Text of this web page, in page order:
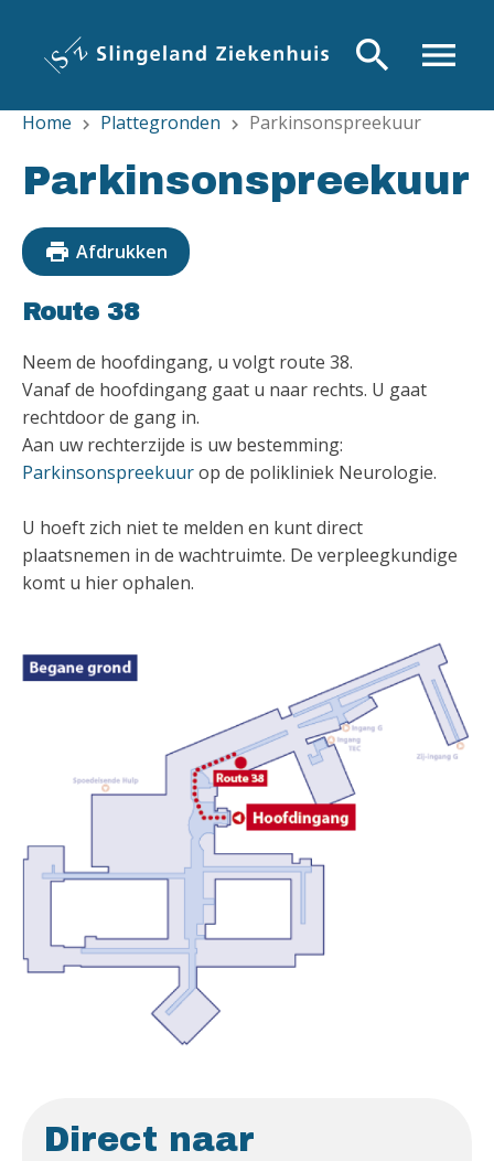
inhoud
menu
search
Home chevron_right Plattegronden chevron_right Parkinsonspreekuur
Parkinsonspreekuur
print Afdrukken
Route 38
Neem de hoofdingang, u volgt route 38.
Vanaf de hoofdingang gaat u naar rechts. U gaat
rechtdoor de gang in.
Aan uw rechterzijde is uw bestemming:
Parkinsonspreekuurop de polikliniek Neurologie.
U hoeft zich niet te melden en kunt direct
plaatsnemen in de wachtruimte. De verpleegkundige
komt u hier ophalen.
Direct naar